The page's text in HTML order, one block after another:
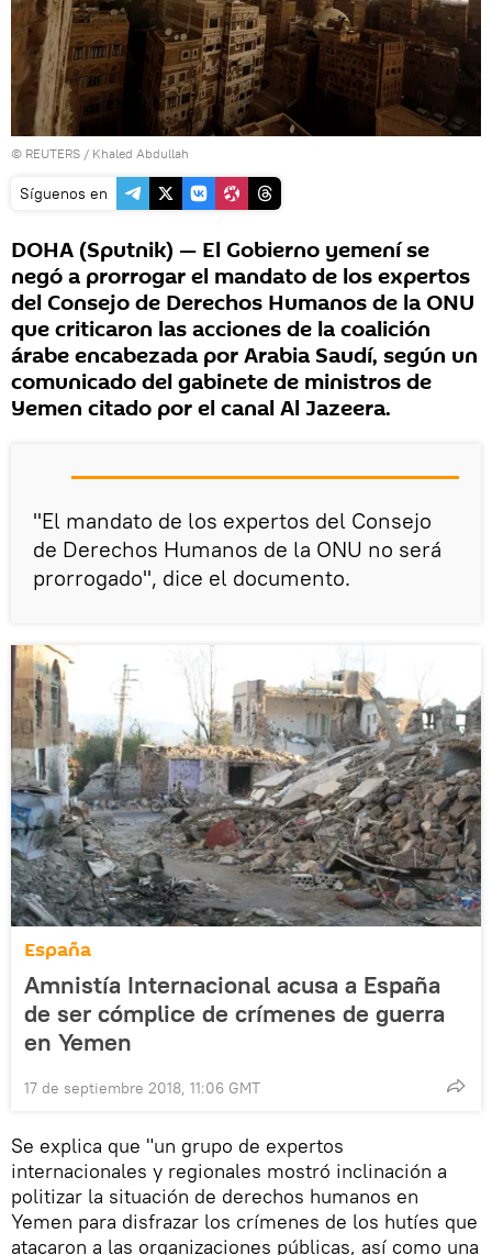
© REUTERS / Khaled Abdullah
Síguenos en
DOHA (Sputnik) — El Gobierno yemení se
negó a prorrogar el mandato de los expertos
del Consejo de Derechos Humanos de la ONU
que criticaron las acciones de la coalición
árabe encabezada por Arabia Saudí, según un
comunicado del gabinete de ministros de
Yemen citado por el canal Al Jazeera.
"El mandato de los expertos del Consejo
de Derechos Humanos de la ONU no será
prorrogado", dice el documento.
España
Amnistía Internacional acusa a España
de ser cómplice de crímenes de guerra
en Yemen
17 de septiembre 2018, 11:06 GMT
Se explica que "un grupo de expertos
internacionales y regionales mostró inclinación a
politizar la situación de derechos humanos en
Yemen para disfrazar los crímenes de los hutíes que
atacaron a las organizaciones públicas, así como una